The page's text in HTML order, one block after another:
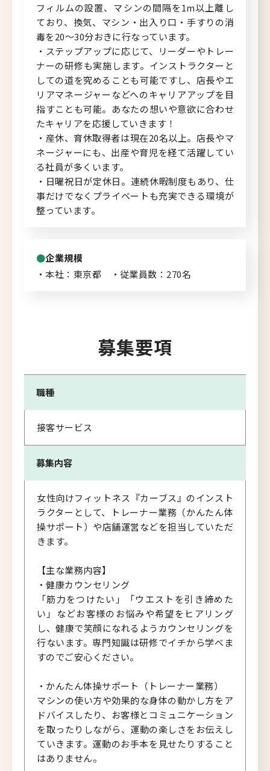
フィルムの設置、マシンの間隔を1m以上離し
ており、換気、マシン・出入り口・手すりの消
毒を20～30分おきに行なっています。
・ステップアップに応じて、リーダーやトレー
ナーの研修も実施します。インストラクターと
しての道を究めることも可能ですし、店長やエ
リアマネージャーなどへのキャリアアップを目
指すことも可能。あなたの想いや意欲に合わせ
たキャリアを応援していきます！
・産休、育休取得者は現在20名以上。店長やマ
ネージャーにも、出産や育児を経て活躍してい
る社員が多くいます。
・日曜祝日が定休日。連続休暇制度もあり、仕
事だけでなくプライベートも充実できる環境が
整っています。
企業規模
・本社：東京都 ・従業員数：270名
募集要項
職種
接客サービス
募集内容
女性向けフィットネス『カーブス』のインスト
ラクターとして、トレーナー業務（かんたん体
操サポート）や店舗運営などを担当していただ
きます。
【主な業務内容】
・健康カウンセリング
「筋力をつけたい」「ウエストを引き締めた
い」などお客様のお悩みや希望をヒアリング
し、健康で笑顔になれるようカウンセリングを
行ないます。専門知識は研修でイチから学べま
すのでご安心ください。
・かんたん体操サポート（トレーナー業務）
マシンの使い方や効果的な身体の動かし方をア
ドバイスしたり、お客様とコミュニケーション
を取ったりしながら、運動の楽しさをお伝えし
ていきます。運動のお手本を見せたりすること
はありません。